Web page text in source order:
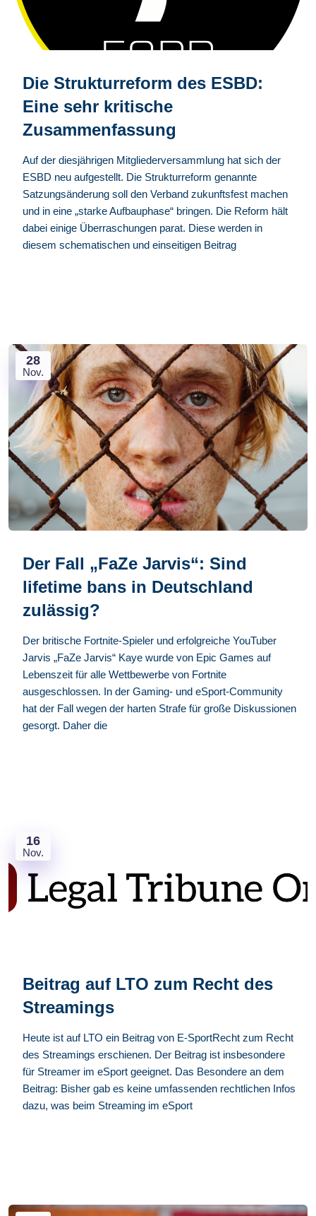
Die Strukturreform des ESBD:
Eine sehr kritische
Zusammenfassung
Auf der diesjährigen Mitgliederversammlung hat sich der
ESBD neu aufgestellt. Die Strukturreform genannte
Satzungsänderung soll den Verband zukunftsfest machen
und in eine „starke Aufbauphase“ bringen. Die Reform hält
dabei einige Überraschungen parat. Diese werden in
diesem schematischen und einseitigen Beitrag
28
Nov.
Der Fall „FaZe Jarvis“: Sind
lifetime bans in Deutschland
zulässig?
Der britische Fortnite-Spieler und erfolgreiche YouTuber
Jarvis „FaZe Jarvis“ Kaye wurde von Epic Games auf
Lebenszeit für alle Wettbewerbe von Fortnite
ausgeschlossen. In der Gaming- und eSport-Community
hat der Fall wegen der harten Strafe für große Diskussionen
gesorgt. Daher die
16
Nov.
Beitrag auf LTO zum Recht des
Streamings
Heute ist auf LTO ein Beitrag von E-SportRecht zum Recht
des Streamings erschienen. Der Beitrag ist insbesondere
für Streamer im eSport geeignet. Das Besondere an dem
Beitrag: Bisher gab es keine umfassenden rechtlichen Infos
dazu, was beim Streaming im eSport